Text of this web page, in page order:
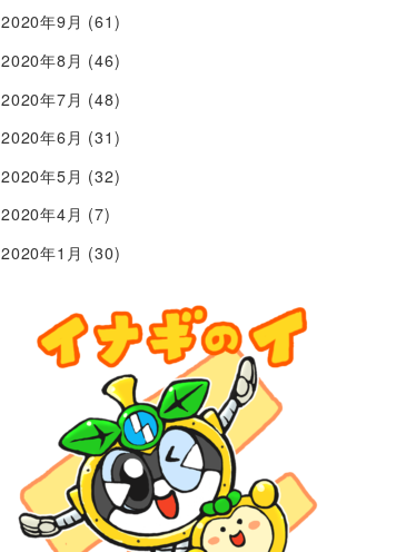
2020年9月 (61)
2020年8月 (46)
2020年7月 (48)
2020年6月 (31)
2020年5月 (32)
2020年4月 (7)
2020年1月 (30)